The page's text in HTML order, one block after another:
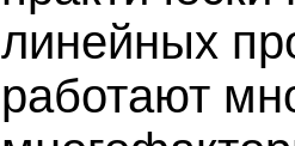
линейных
работают